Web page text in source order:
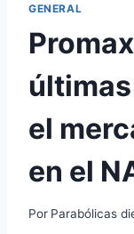
GENERAL
el
en el
Por Parabólicas